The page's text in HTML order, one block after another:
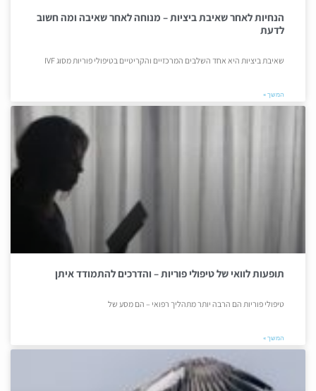
הנחיות לאחר שאיבת ביציות – מנוחה לאחר שאיבה ומה חשוב
לדעת
שאיבת ביציות היא אחד השלבים המרכזיים והקריטיים בטיפולי פוריות מסוג IVF
המשך »
תופעות לוואי של טיפולי פוריות – והדרכים להתמודד איתן
טיפולי פוריות הם הרבה יותר מתהליך רפואי – הם מסע של
המשך »